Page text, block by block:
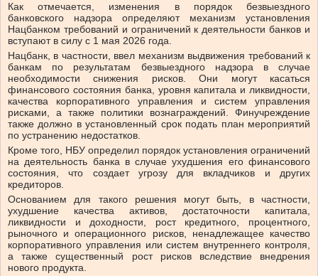
Как отмечается, изменения в порядок безвыездного
банковского надзора определяют механизм установления
Нацбанком требований и ограничений к деятельности банков и
вступают в силу с 1 мая 2026 года.
Нацбанк, в частности, ввел механизм выдвижения требований к
банкам по результатам безвыездного надзора в случае
необходимости снижения рисков. Они могут касаться
финансового состояния банка, уровня капитала и ликвидности,
качества корпоративного управления и систем управления
рисками, а также политики вознаграждений. Финучреждение
также должно в установленный срок подать план мероприятий
по устранению недостатков.
Кроме того, НБУ определил порядок установления ограничений
на деятельность банка в случае ухудшения его финансового
состояния, что создает угрозу для вкладчиков и других
кредиторов.
Основанием для такого решения могут быть, в частности,
ухудшение качества активов, достаточности капитала,
ликвидности и доходности, рост кредитного, процентного,
рыночного и операционного рисков, ненадлежащее качество
корпоративного управления или систем внутреннего контроля,
а также существенный рост рисков вследствие внедрения
нового продукта.